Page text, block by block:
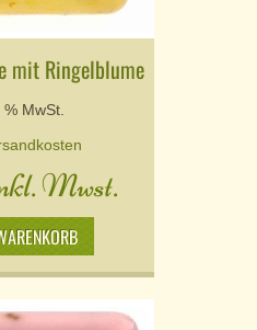
mit Ringelblume
% MwSt.
Mwst.